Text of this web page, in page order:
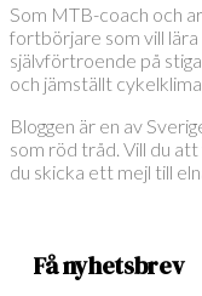
Som MTB-coach och
fortbörjare som vill lära
självförtroende på
och jämställt
Bloggen är en av
som röd tråd. Vill du
du skicka ett mejl till
Få nyhetsbrev